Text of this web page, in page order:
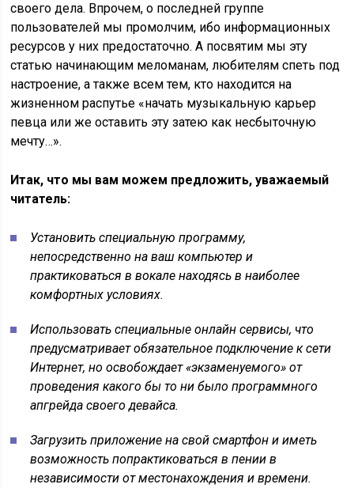
своего дела. Впрочем, о последней группе
пользователей мы промолчим, ибо информационных
ресурсов у них предостаточно. А посвятим мы эту
статью начинающим меломанам, любителям спеть под
настроение, а также всем тем, кто находится на
жизненном распутье «начать музыкальную карьер
певца или же оставить эту затею как несбыточную
мечту…».
Итак, что мы вам можем предложить, уважаемый
читатель:
Установить специальную программу,
непосредственно на ваш компьютер и
практиковаться в вокале находясь в наиболее
комфортных условиях.
Использовать специальные онлайн сервисы, что
предусматривает обязательное подключение к сети
Интернет, но освобождает «экзаменуемого» от
проведения какого бы то ни было программного
апгрейда своего девайса.
Загрузить приложение на свой смартфон и иметь
возможность попрактиковаться в пении в
независимости от местонахождения и времени.